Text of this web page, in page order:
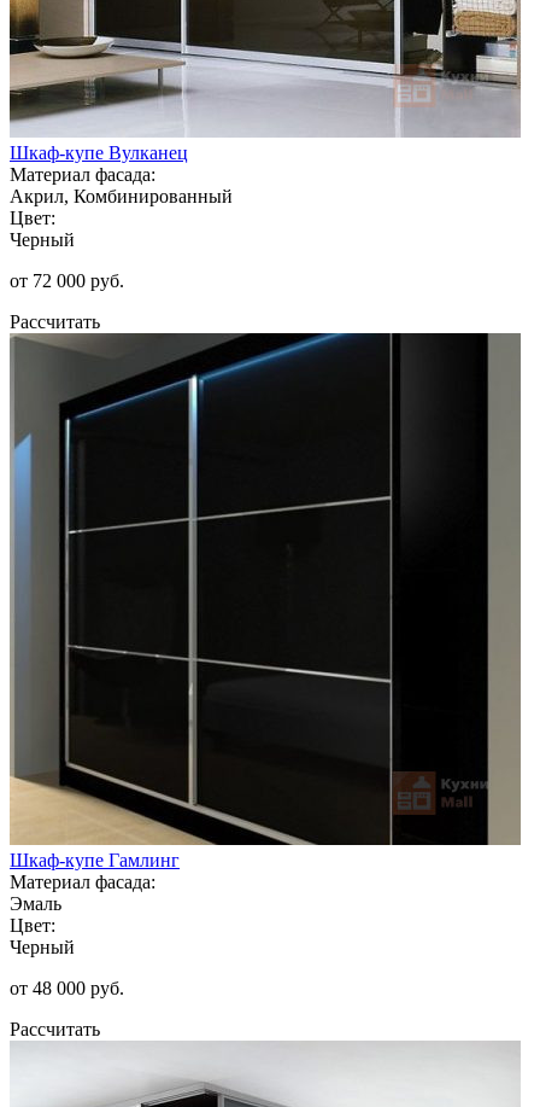
Шкаф-купе Вулканец
Материал фасада:
Акрил, Комбинированный
Цвет:
Черный
от 72 000 руб.
Рассчитать
Шкаф-купе Гамлинг
Материал фасада:
Эмаль
Цвет:
Черный
от 48 000 руб.
Рассчитать